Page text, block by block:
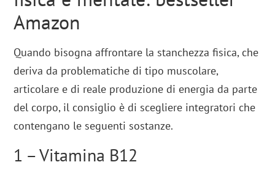
Amazon
Quando bisogna affrontare la stanchezza fisica, che
deriva da problematiche di tipo muscolare,
articolare e di reale produzione di energia da parte
del corpo, il consiglio è di scegliere integratori che
contengano le seguenti sostanze.
1 – Vitamina B12